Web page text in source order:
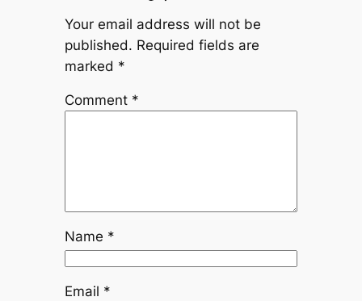
Your email address will not be
published. Required fields are
marked *
Comment *
Name *
Email *